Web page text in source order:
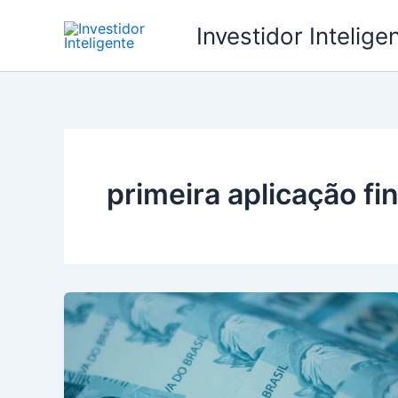
Investidor
primeira aplicação